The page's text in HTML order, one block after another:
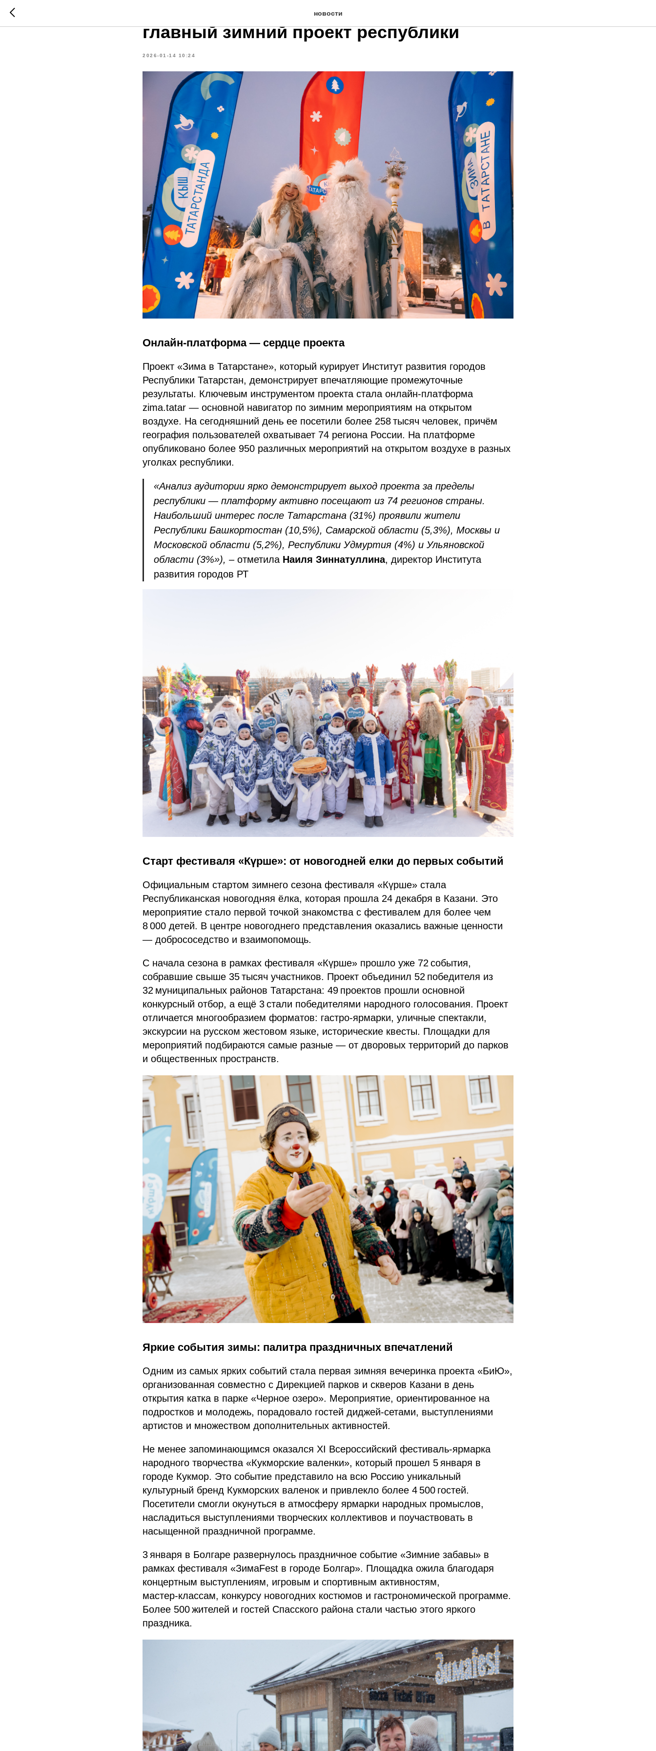
новости
«Зима в Татарстане»: как проходит
главный зимний проект республики
2026-01-14 10:24
Онлайн‑платформа — сердце проекта
Проект «Зима в Татарстане», который курирует Институт развития городов
Республики Татарстан, демонстрирует впечатляющие промежуточные
результаты. Ключевым инструментом проекта стала онлайн‑платформа
zima.tatar — основной навигатор по зимним мероприятиям на открытом
воздухе. На сегодняшний день ее посетили более 258 тысяч человек, причём
география пользователей охватывает 74 региона России. На платформе
опубликовано более 950 различных мероприятий на открытом воздухе в разных
уголках республики.
«Анализ аудитории ярко демонстрирует выход проекта за пределы
республики — платформу активно посещают из 74 регионов страны.
Наибольший интерес после Татарстана (31%) проявили жители
Республики Башкортостан (10,5%), Самарской области (5,3%), Москвы и
Московской области (5,2%), Республики Удмуртия (4%) и Ульяновской
области (3%»), – отметила Наиля Зиннатуллина, директор Института
развития городов РТ
Старт фестиваля «Күрше»: от новогодней елки до первых событий
Официальным стартом зимнего сезона фестиваля «Күрше» стала
Республиканская новогодняя ёлка, которая прошла 24 декабря в Казани. Это
мероприятие стало первой точкой знакомства с фестивалем для более чем
8 000 детей. В центре новогоднего представления оказались важные ценности
— добрососедство и взаимопомощь.
С начала сезона в рамках фестиваля «Күрше» прошло уже 72 события,
собравшие свыше 35 тысяч участников. Проект объединил 52 победителя из
32 муниципальных районов Татарстана: 49 проектов прошли основной
конкурсный отбор, а ещё 3 стали победителями народного голосования. Проект
отличается многообразием форматов: гастро‑ярмарки, уличные спектакли,
экскурсии на русском жестовом языке, исторические квесты. Площадки для
мероприятий подбираются самые разные — от дворовых территорий до парков
и общественных пространств.
Яркие события зимы: палитра праздничных впечатлений
Одним из самых ярких событий стала первая зимняя вечеринка проекта «БиЮ»,
организованная совместно с Дирекцией парков и скверов Казани в день
открытия катка в парке «Черное озеро». Мероприятие, ориентированное на
подростков и молодежь, порадовало гостей диджей‑сетами, выступлениями
артистов и множеством дополнительных активностей.
Не менее запоминающимся оказался XI Всероссийский фестиваль‑ярмарка
народного творчества «Кукморские валенки», который прошел 5 января в
городе Кукмор. Это событие представило на всю Россию уникальный
культурный бренд Кукморских валенок и привлекло более 4 500 гостей.
Посетители смогли окунуться в атмосферу ярмарки народных промыслов,
насладиться выступлениями творческих коллективов и поучаствовать в
насыщенной праздничной программе.
3 января в Болгаре развернулось праздничное событие «Зимние забавы» в
рамках фестиваля «ЗимаFest в городе Болгар». Площадка ожила благодаря
концертным выступлениям, игровым и спортивным активностям,
мастер‑классам, конкурсу новогодних костюмов и гастрономической программе.
Более 500 жителей и гостей Спасского района стали частью этого яркого
праздника.